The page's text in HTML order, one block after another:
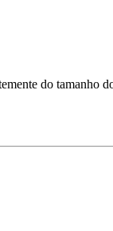
do tamanho